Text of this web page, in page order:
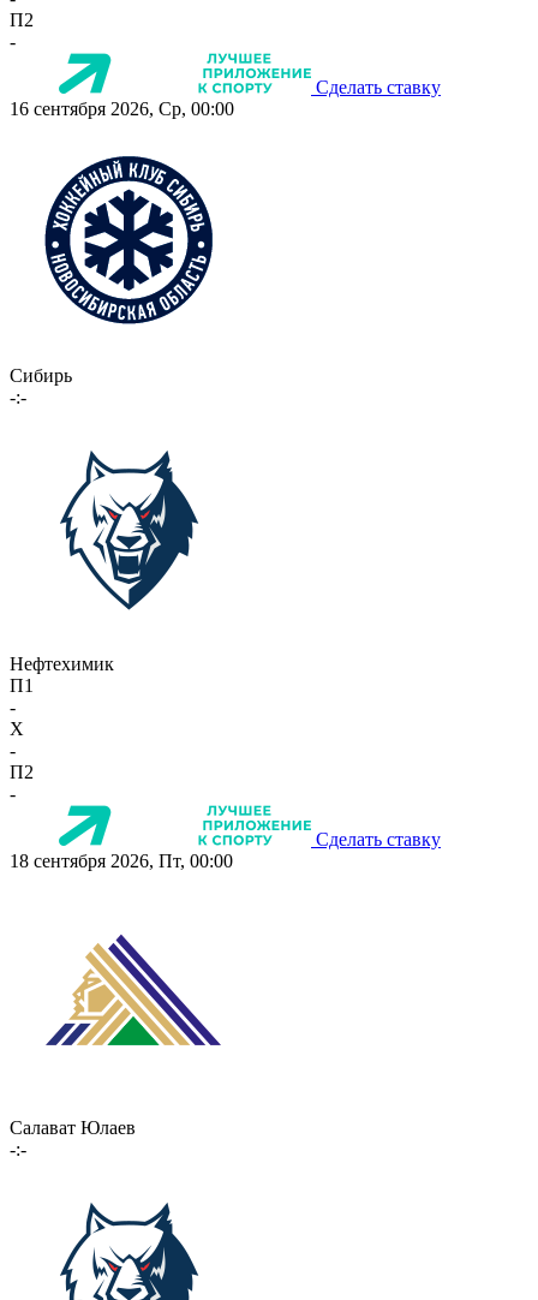
П2
-
Сделать ставку
16 сентября 2026, Ср, 00:00
Сибирь
-:-
Нефтехимик
П1
-
X
-
П2
-
Сделать ставку
18 сентября 2026, Пт, 00:00
Салават Юлаев
-:-